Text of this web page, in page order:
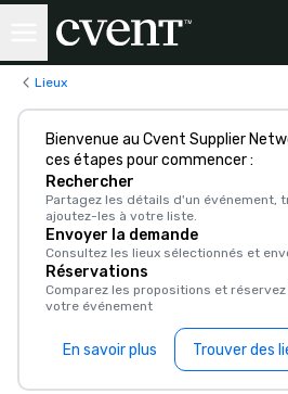
Lieux
Bienvenue au Cvent Supplier
ces étapes pour commencer :
Rechercher
Partagez les détails d'un événement,
ajoutez-les à votre liste.
Envoyer la demande
Consultez les lieux sélectionnés et
Réservations
Comparez les propositions et réservez
votre événement
En savoir plus Trouver des